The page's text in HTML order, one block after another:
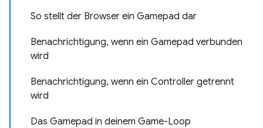
So stellt der Browser ein Gamepad dar
Benachrichtigung, wenn ein Gamepad verbunden
wird
Benachrichtigung, wenn ein Controller getrennt
wird
Das Gamepad in deinem Game-Loop